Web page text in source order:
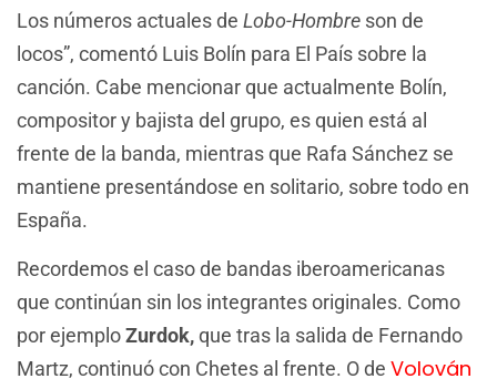
Los números actuales de Lobo-Hombre son de
locos”, comentó Luis Bolín para El País sobre la
canción. Cabe mencionar que actualmente Bolín,
compositor y bajista del grupo, es quien está al
frente de la banda, mientras que Rafa Sánchez se
mantiene presentándose en solitario, sobre todo en
España.
Recordemos el caso de bandas iberoamericanas
que continúan sin los integrantes originales. Como
por ejemploZurdok,que tras la salida de Fernando
Martz, continuó con Chetes al frente. O de Volován